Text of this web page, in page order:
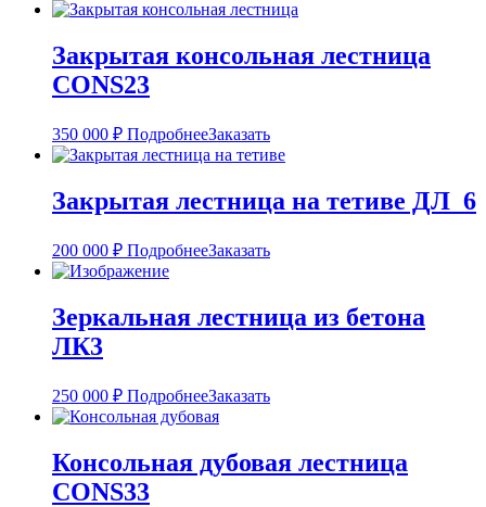
Закрытая консольная лестница
CONS23
350 000 ₽ ПодробнееЗаказать
Закрытая лестница на тетиве ДЛ_6
200 000 ₽ ПодробнееЗаказать
Зеркальная лестница из бетона
ЛК3
250 000 ₽ ПодробнееЗаказать
Консольная дубовая лестница
CONS33